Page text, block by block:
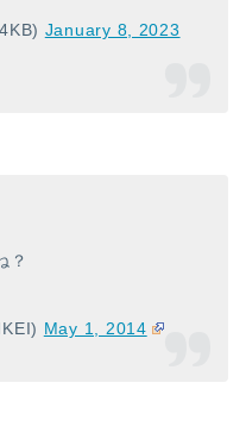
January 8, 2023
？
May 1, 2014